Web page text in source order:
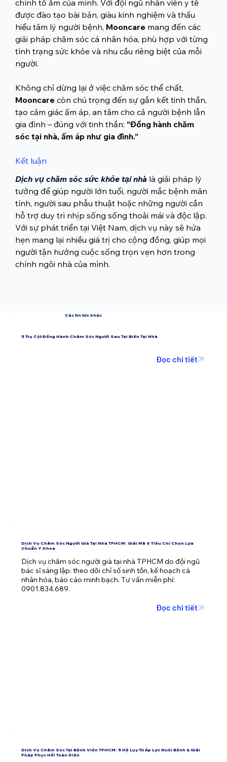
chính tổ ấm của mình. Với đội ngũ nhân viên y tế
được đào tạo bài bản, giàu kinh nghiệm và thấu
hiểu tâm lý người bệnh, Mooncare mang đến các
giải pháp chăm sóc cá nhân hóa, phù hợp với từng
tình trạng sức khỏe và nhu cầu riêng biệt của mỗi
người.
Không chỉ dừng lại ở việc chăm sóc thể chất,
Mooncare còn chú trọng đến sự gắn kết tinh thần,
tạo cảm giác ấm áp, an tâm cho cả người bệnh lẫn
gia đình – đúng với tinh thần: “Đồng hành chăm
sóc tại nhà, ấm áp như gia đình.”
Kết luận
Dịch vụ chăm sóc sức khỏe tại nhà là giải pháp lý
tưởng để giúp người lớn tuổi, người mắc bệnh mãn
tính, người sau phẫu thuật hoặc những người cần
hỗ trợ duy trì nhịp sống sống thoải mái và độc lập.
Với sự phát triển tại Việt Nam, dịch vụ này sẽ hứa
hẹn mang lại nhiều giá trị cho cộng đồng, giúp mọi
người tận hưởng cuộc sống trọn vẹn hơn trong
chính ngôi nhà của mình.
Các tin tức khác
5 Trụ Cột Đồng Hành Chăm Sóc Người Sau Tai Biến Tại Nhà
Đọc chi tiết
Dịch Vụ Chăm Sóc Người Già Tại Nhà TPHCM: Giải Mã 6 Tiêu Chí Chọn Lựa
Chuẩn Y Khoa
Dịch vụ chăm sóc người già tại nhà TPHCM do đội ngũ
bác sĩ sáng lập: theo dõi chỉ số sinh tồn, kế hoạch cá
nhân hóa, báo cáo minh bạch. Tư vấn miễn phí:
0901.834.689.
Đọc chi tiết
Dịch Vụ Chăm Sóc Tại Bệnh Viện TPHCM: 5 Hệ Lụy Từ Áp Lực Nuôi Bệnh & Giải
Pháp Phục Hồi Toàn Diện